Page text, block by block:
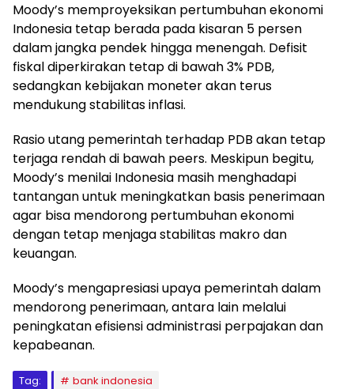
Moody’s memproyeksikan pertumbuhan ekonomi
Indonesia tetap berada pada kisaran 5 persen
dalam jangka pendek hingga menengah. Defisit
fiskal diperkirakan tetap di bawah 3% PDB,
sedangkan kebijakan moneter akan terus
mendukung stabilitas inflasi.
Rasio utang pemerintah terhadap PDB akan tetap
terjaga rendah di bawah peers. Meskipun begitu,
Moody’s menilai Indonesia masih menghadapi
tantangan untuk meningkatkan basis penerimaan
agar bisa mendorong pertumbuhan ekonomi
dengan tetap menjaga stabilitas makro dan
keuangan.
Moody’s mengapresiasi upaya pemerintah dalam
mendorong penerimaan, antara lain melalui
peningkatan efisiensi administrasi perpajakan dan
kepabeanan.
Tag: bank indonesia